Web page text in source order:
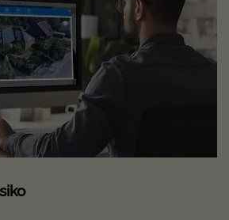
und Netz. Für Monitoring,
am Hausanschlusspunkt
ist ein kompatibler
häufig als Power Sensor bezeichnet)
EinSmart Meter ist nicht im
und muss separat